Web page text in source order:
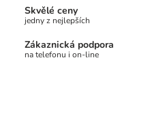
Skvělé ceny
jedny z nejlepších
Zákaznická podpora
na telefonu i on-line